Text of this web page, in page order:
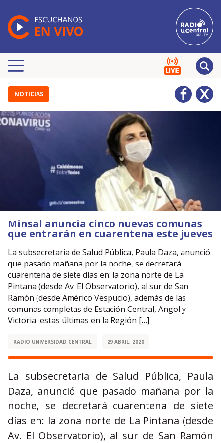
NOTICIAS
Minsal anuncia cinco nuevas comunas
que entrarán en cuarentena este jueves
La subsecretaria de Salud Pública, Paula Daza, anunció
que pasado mañana por la noche, se decretará
cuarentena de siete días en: la zona norte de La
Pintana (desde Av. El Observatorio), al sur de San
Ramón (desde Américo Vespucio), además de las
comunas completas de Estación Central, Angol y
Victoria, estas últimas en la Región […]
RADIO UNIVERSIDAD CENTRAL 29 ABRIL, 2020
La subsecretaria de Salud Pública, Paula
Daza, anunció que pasado mañana por la
noche, se decretará cuarentena de siete
días en: la zona norte de La Pintana (desde
Av. El Observatorio), al sur de San Ramón